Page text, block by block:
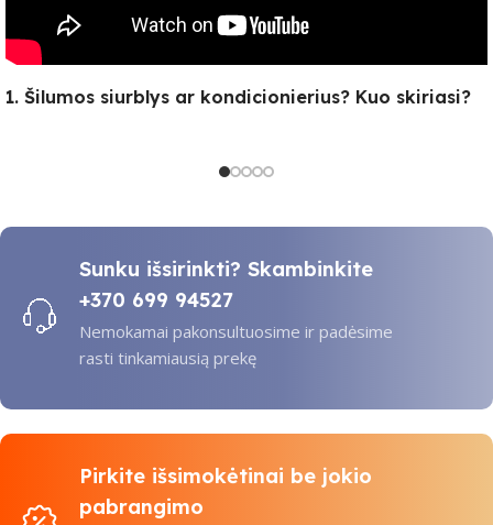
1. Šilumos siurblys ar kondicionierius? Kuo skiriasi?
Sunku išsirinkti? Skambinkite
+370 699 94527
Nemokamai pakonsultuosime ir padėsime
rasti tinkamiausią prekę
Pirkite išsimokėtinai be jokio
pabrangimo